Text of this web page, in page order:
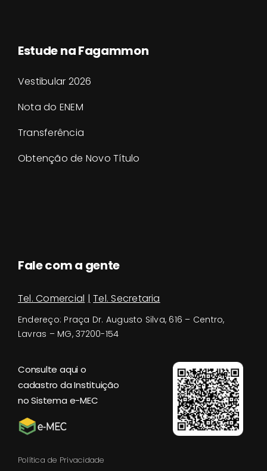
Estude na Fagammon
Vestibular 2026
Nota do ENEM
Transferência
Obtenção de Novo Título
Fale com a gente
Tel. Comercial | Tel. Secretaria
Endereço: Praça Dr. Augusto Silva, 616 – Centro,
Lavras – MG, 37200-154
Consulte aqui o
cadastro da Instituição
no Sistema e-MEC
Política de Privacidade